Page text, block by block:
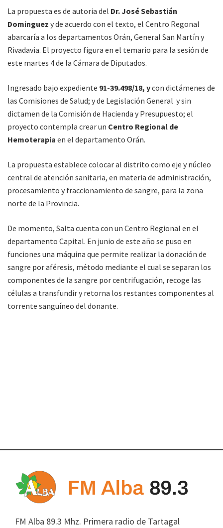
La propuesta es de autoria del Dr. José Sebastián
Dominguez y de acuerdo con el texto, el Centro Regonal
abarcaría a los departamentos Orán, General San Martín y
Rivadavia. El proyecto figura en el temario para la sesión de
este martes 4 de la Cámara de Diputados.
Ingresado bajo expediente 91-39.498/18, ycon dictámenes de
las Comisiones de Salud; y de Legislación General y sin
dictamen de la Comisión de Hacienda y Presupuesto; el
proyecto contempla crear un Centro Regional de
Hemoterapia en el departamento Orán.
La propuesta establece colocar al distrito como eje y núcleo
central de atención sanitaria, en materia de administración,
procesamiento y fraccionamiento de sangre, para la zona
norte de la Provincia.
De momento, Salta cuenta con un Centro Regional en el
departamento Capital. En junio de este año se puso en
funciones una máquina que permite realizar la donación de
sangre por aféresis, método mediante el cual se separan los
componentes de la sangre por centrifugación, recoge las
células a transfundir y retorna los restantes componentes al
torrente sanguíneo del donante.
FM Alba 89.3 Mhz. Primera radio de Tartagal